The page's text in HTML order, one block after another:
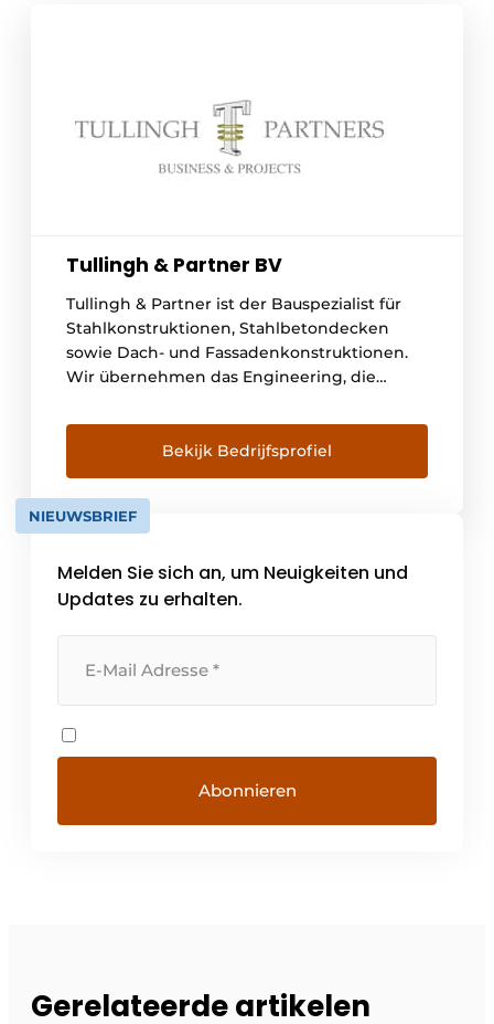
Tullingh & Partner BV
Tullingh & Partner ist der Bauspezialist für
Stahlkonstruktionen, Stahlbetondecken
sowie Dach- und Fassadenkonstruktionen.
Wir übernehmen das Engineering, die
Management von baubezogenen Projekten.
In Zusammenarbeit mit unseren
Baupartnern sorgen wir dafür, dass jedes
Projekt zum Erfolg geführt wird. Wenn Sie
daran interessiert sind, was Tullingh &
bitte an [...]
Bekijk Bedrijfsprofiel
NIEUWSBRIEF
Melden Sie sich an, um Neuigkeiten und
Updates zu erhalten.
Gerelateerde artikelen